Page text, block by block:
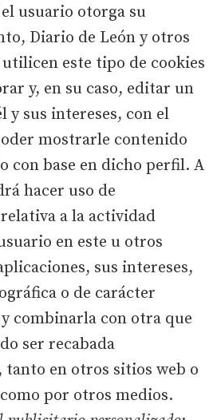
usuario otorga su
Diario de León y otros
este tipo de cookies
y, en su caso, editar un
y sus intereses, con el
mostrarle contenido
con base en dicho perfil. A
hacer uso de
a la actividad
en este u otros
sus intereses,
o de carácter
combinarla con otra que
ser recabada
tanto en otros sitios web o
por otros medios.